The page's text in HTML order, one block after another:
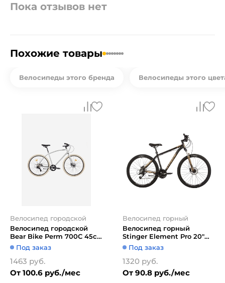
Пока отзывов нет
Похожие товары
Велосипеды этого бренда Велосипеды этого
Велосипед городской
Велосипед городской
Bear Bike Perm 700C 45см
1BKB1C188001 (хром)
Под заказ
1463 руб.
От 100.6 руб./мес
Велосипед горный
Велосипед горный
Stinger Element Pro 20"
27.5" (золотистый)
Под заказ
1320 руб.
От 90.8 руб./мес